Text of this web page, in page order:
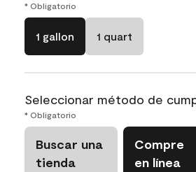
* Obligatorio
1 gallon 1 quart
Seleccionar método de
* Obligatorio
Buscar una
tienda
Compre
en línea